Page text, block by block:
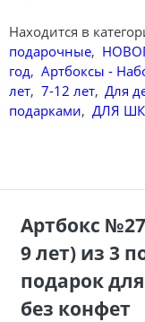
Находится в
подарочные,
год, Артбоксы -
лет, 7-12 лет, Для
подарками, ДЛЯ
Артбокс
9 лет) из 3
подарок
без конфет